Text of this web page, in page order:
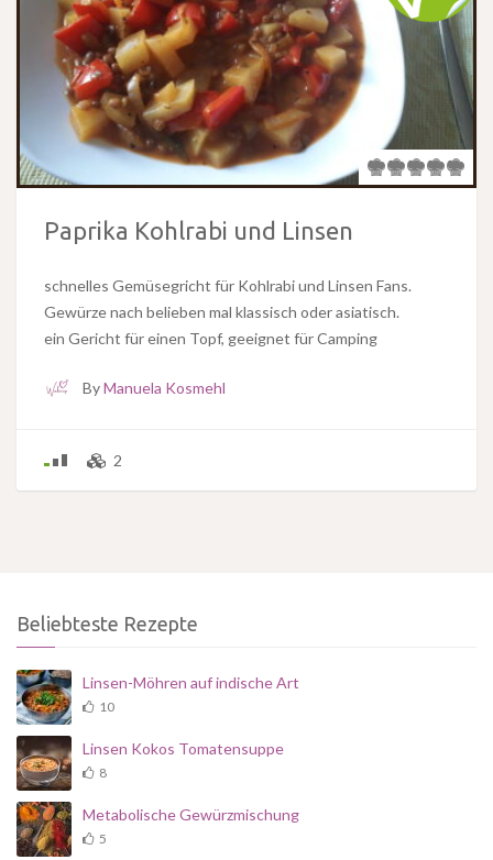
Paprika Kohlrabi und Linsen
schnelles Gemüsegricht für Kohlrabi und Linsen Fans.
Gewürze nach belieben mal klassisch oder asiatisch.
ein Gericht für einen Topf, geeignet für Camping
ByManuela Kosmehl
2
Beliebteste Rezepte
Linsen-Möhren auf indische Art
10
Linsen Kokos Tomatensuppe
8
Metabolische Gewürzmischung
5